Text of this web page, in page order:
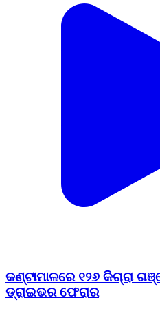
କଣ୍ଟାମାଳରେ ୧୨୬ କିଗ୍ରା
ଡ୍ରାଇଭର ଫେରାର